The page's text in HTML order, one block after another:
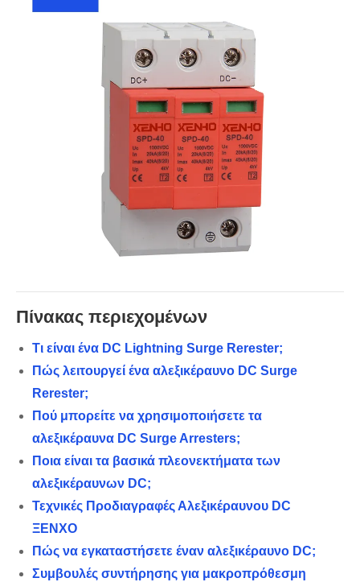
Πίνακας περιεχομένων
Τι είναι ένα DC Lightning Surge Rerester;
Πώς λειτουργεί ένα αλεξικέραυνο DC Surge
Rerester;
Πού μπορείτε να χρησιμοποιήσετε τα
αλεξικέραυνα DC Surge Arresters;
Ποια είναι τα βασικά πλεονεκτήματα των
αλεξικέραυνων DC;
Τεχνικές Προδιαγραφές Αλεξικέραυνου DC
ΞΕΝΧΟ
Πώς να εγκαταστήσετε έναν αλεξικέραυνο DC;
Συμβουλές συντήρησης για μακροπρόθεσμη